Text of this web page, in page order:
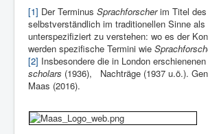
[1] Der Terminus Sprachforscherim Titel
selbstverständlich im traditionellen Sinne
unterspezifiziert zu verstehen: wo es der
werden spezifische Termini wie
[2] Insbesondere die in London erschienenen
scholars (1936), Nachträge (1937 u.ö.).
Maas (2016).